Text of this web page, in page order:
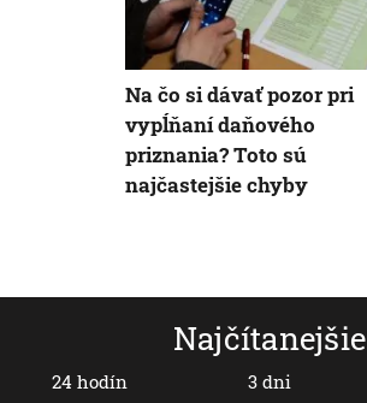
Najčítanejšie
24 hodín 3 dni
Na čo si dávať pozor pri
vypĺňaní daňového
priznania? Toto sú
najčastejšie chyby